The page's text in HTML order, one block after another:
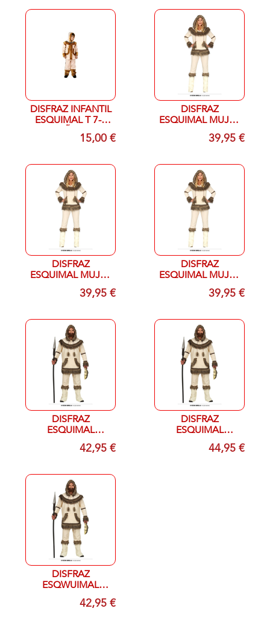
DISFRAZ INFANTIL
ESQUIMAL T 7-9
AÑOS15,00 €
DISFRAZ
ESQUIMAL MUJER
T 36-38 (S)39,95 €
DISFRAZ
ESQUIMAL MUJER
T 42-44 (L)39,95 €
DISFRAZ
ESQUIMAL MUJER
T38-40 (M)39,95 €
DISFRAZ
ESQUIMAL
ADULTO T 52-54
42,95 €
DISFRAZ
ESQUIMAL
ADULTO T 54-56
44,95 €
DISFRAZ
ESQWUIMAL
ADULTO T48-50
42,95 €